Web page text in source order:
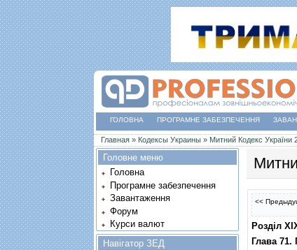
ГОЛОВНА ПРОГРАМНЕ ЗАБЕЗПЕЧЕННЯ
Ви є тут
Главная » Кодексы Украины » Митний Кодекс України
<<
Роздiл
Глава
Головне меню
Головна
Програмне забезпечення
Завантаження
Форум
Курси валют
Навігатор ЗЕД